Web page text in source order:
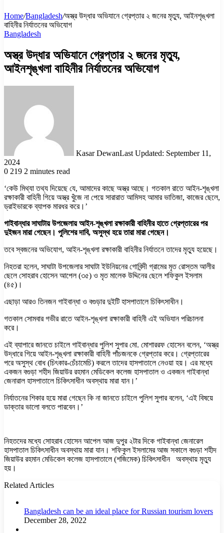
Home/Bangladesh/অস্ত্র উদ্ধার অভিযানে গ্রেপ্তার ২ জনের মৃত্যু, আইনশৃঙ্খলা
বাহিনীর নির্যাতনের অভিযোগ
Bangladesh
অস্ত্র উদ্ধার অভিযানে গ্রেপ্তার ২ জনের মৃত্যু,
আইনশৃঙ্খলা বাহিনীর নির্যাতনের অভিযোগ
Kasar DewanLast Updated: September 11,
2024
0 219 2 minutes read
‘কেউ মিথ্যা তথ্য দিয়েছে যে, আমাদের কাছে অস্ত্র আছে। গতকাল রাতে আইন-শৃঙ্খলা
রক্ষাকারী বাহিনী গিয়ে অস্ত্র খুঁজে না পেয়ে সারারাত আমিসহ আমার ভাতিজা, কাজের ছেলে,
ড্রাইভারকে ব্যাপক মারধর করে।’
গাইবান্ধার সাঘাটায় উপজেলায় আইন-শৃঙ্খলা রক্ষাকারী বাহিনীর হাতে গ্রেপ্তারের পর
দুইজন মারা গেছেন। পুলিশের দাবি, অসুস্থ হয়ে তারা মারা গেছেন।
তবে স্বজনের অভিযোগ, আইন-শৃঙ্খলা রক্ষাকারী বাহিনীর নির্যাতনে তাদের মৃত্যু হয়েছে।
নিহতরা হলেন, সাঘাটা উপজেলার সাঘাটা ইউনিয়নের গোবিন্দী গ্রামের মৃত রোস্তম আলীর
ছেলে সোহরাব হোসেন আপেল (৩৫) ও মৃত মালেক উদ্দিনের ছেলে শফিকুল ইসলাম
(৪৫)।
এছাড়া আরও তিনজন গাইবান্ধা ও বগুড়ার দুইটি হাসপাতালে চিকিৎসাধীন।
গতকাল সোমবার গভীর রাতে আইন-শৃঙ্খলা রক্ষাকারী বাহিনী এই অভিযান পরিচালনা
করে।
এই ব্যাপারে জানতে চাইলে গাইবান্ধার পুলিশ সুপার মো. মোশাররফ হোসেন বলেন, ‘অস্ত্র
উদ্ধারে গিয়ে আইন-শৃঙ্খলা রক্ষাকারী বাহিনী পাঁচজনকে গ্রেপ্তার করে। গ্রেপ্তারের
পরে অসুস্থ বোধ (চিৎকার-চেঁচামেচি) করলে তাদের হাসপাতালে নেওয়া হয়। এর মধ্যে
একজন বগুড়া শহীদ জিয়াউর রহমান মেডিকেল কলেজ হাসপাতাল ও একজন গাইবান্ধা
জেনারাল হাসপাতালে চিকিৎসাধীন অবস্থায় মারা যান।’
নির্যাতনের শিকার হয়ে মারা গেছেন কি না জানতে চাইলে পুলিশ সুপার বলেন, ‘এই বিষয়ে
ডাক্তার ভালো বলতে পারবেন।’
নিহতদের মধ্যে সোহরাব হোসেন আপেল আজ দুপুর ২টার দিকে গাইবান্ধা জেনারেল
হাসপাতাল চিকিৎসাধীন অবস্থায় মারা যান। শফিকুল ইসলামের আজ সকালে বগুড়া শহীদ
জিয়াউর রহমান মেডিকেল কলেজ হাসপাতালে (শজিমেক) চিকিৎসাধীন অবস্থায় মৃত্যু
হয়।
Related Articles
Bangladesh can be an ideal place for Russian tourism lovers
December 28, 2022